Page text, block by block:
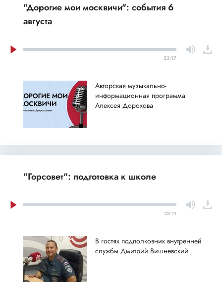
"Дорогие мои москвичи": события 6
августа
53:17
Авторская музыкально-
информационная программа
Алексея Дорохова
"Горсовет": подготовка к школе
23:11
В гостях подполковник внутренней
службы Дмитрий Вишневский